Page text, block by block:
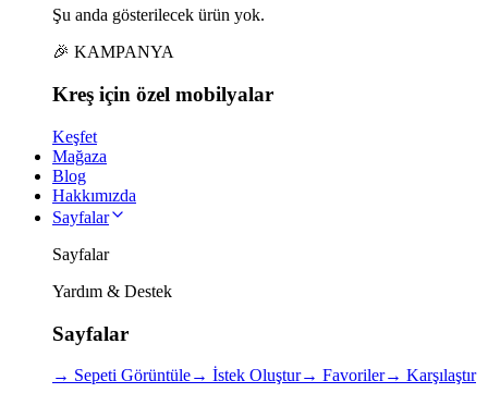
Şu anda gösterilecek ürün yok.
🎉 KAMPANYA
Kreş için özel mobilyalar
Keşfet
Mağaza
Blog
Hakkımızda
Sayfalar
Sayfalar
Yardım & Destek
Sayfalar
→ Sepeti Görüntüle→ İstek Oluştur→ Favoriler→ Karşılaştır